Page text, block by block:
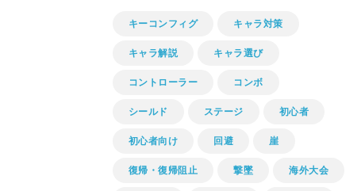
キーコンフィグ キャラ対策
キャラ解説 キャラ選び
コントローラー コンボ
シールド ステージ 初心者
初心者向け 回避 崖
復帰・復帰阻止 撃墜 海外大会